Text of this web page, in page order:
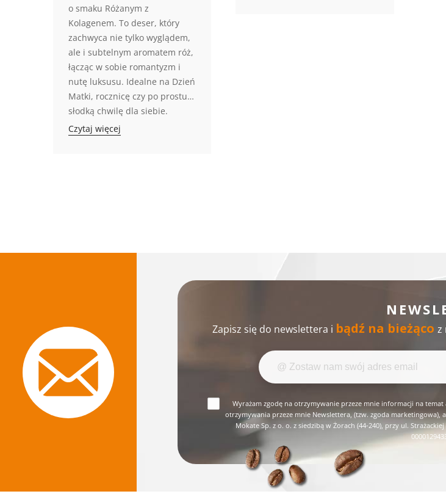
o smaku Różanym z
Kolagenem. To deser, który
zachwyca nie tylko wyglądem,
ale i subtelnym aromatem róż,
łącząc w sobie romantyzm i
nutę luksusu. Idealne na Dzień
Matki, rocznicę czy po prostu…
słodką chwilę dla siebie.
Czytaj więcej
Zapisz się do newslettera i bądź na bieżąco z
Wyrażam zgodę na otrzymywanie przeze mnie informacji na
otrzymywania przeze mnie Newslettera, (tzw. zgoda
Mokate Sp. z o. o. z siedzibą w Żorach (44-240), przy ul.